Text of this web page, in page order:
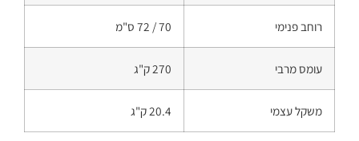
רוחב פנימי 70 / 72 ס"מ
עומס מרבי 270 ק"ג
משקל עצמי 20.4 ק"ג